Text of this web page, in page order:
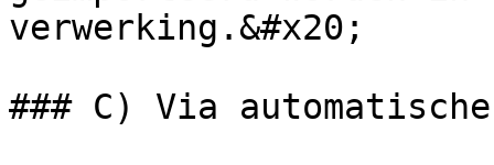
verwerking.&#x20;
### C) Via